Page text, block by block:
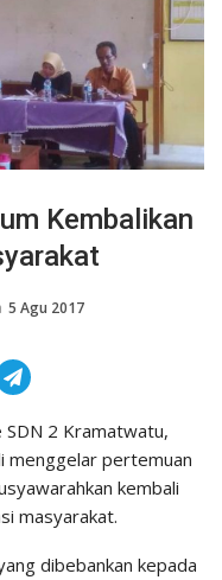
Kembalikan
5 Agu 2017
SDN 2 Kramatwatu,
menggelar pertemuan
kembali
masyarakat.
dibebankan kepada